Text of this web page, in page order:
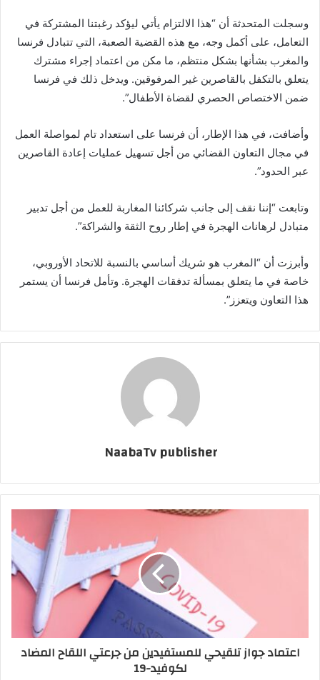
وسجلت المتحدثة أن “هذا الالتزام يأتي ليؤكد رغبتنا المشتركة في
التعامل، على أكمل وجه، مع هذه القضية الصعبة، التي تتبادل فرنسا
والمغرب بشأنها بشكل منتظم، ما مكن من اعتماد إجراء مشترك
يتعلق بالتكفل بالقاصرين غير المرفوقين. ويدخل ذلك في فرنسا
ضمن الاختصاص الحصري لقضاة الأطفال”.
وأضافت، في هذا الإطار، أن فرنسا على استعداد تام لمواصلة العمل
في مجال التعاون القضائي من أجل تسهيل عمليات إعادة القاصرين
عبر الحدود”.
وتابعت “إننا نقف إلى جانب شركائنا المغاربة للعمل من أجل تدبير
متبادل لرهانات الهجرة في إطار روح الثقة والشراكة”.
وأبرزت أن “المغرب هو شريك أساسي بالنسبة للاتحاد الأوروبي،
خاصة في ما يتعلق بمسألة تدفقات الهجرة. وتأمل فرنسا أن يستمر
هذا التعاون ويتعزز”.
NaabaTv publisher
اعتماد جواز تلقيحي للمستفيدين من جرعتي اللقاح المضاد
لكوفيد-19